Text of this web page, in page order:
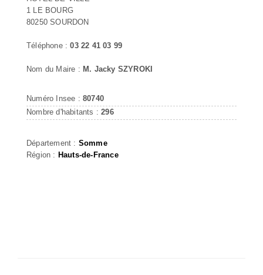
1 LE BOURG
80250 SOURDON
Téléphone :03 22 41 03 99
Nom du Maire : M. Jacky SZYROKI
Numéro Insee : 80740
Nombre d'habitants :296
Département : Somme
Région : Hauts-de-France